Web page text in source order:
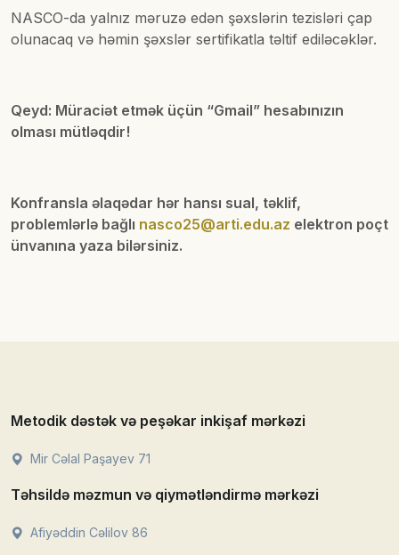
NASCO-da yalnız məruzə edən şəxslərin tezisləri çap
olunacaq və həmin şəxslər sertifikatla təltif ediləcəklər.
Qeyd: Müraciət etmək üçün “Gmail” hesabınızın
olması mütləqdir!
Konfransla əlaqədar hər hansı sual, təklif,
problemlərlə bağlı nasco25@arti.edu.az elektron poçt
ünvanına yaza bilərsiniz.
Metodik dəstək və peşəkar inkişaf mərkəzi
Mir Cəlal Paşayev 71
Təhsildə məzmun və qiymətləndirmə mərkəzi
Afiyəddin Cəlilov 86